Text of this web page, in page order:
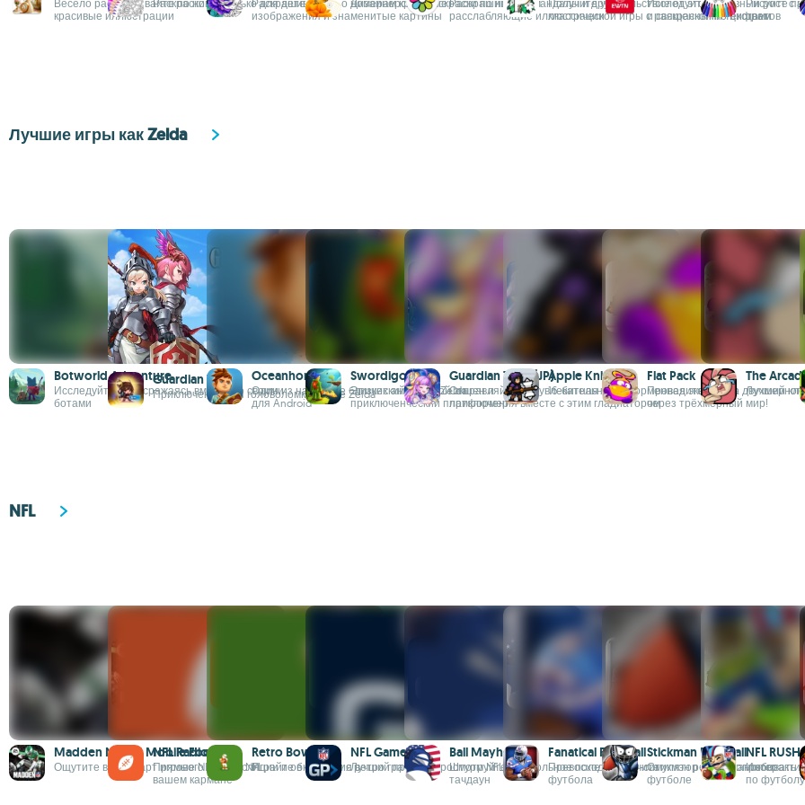
Весело раскрашивайте по номерам
красивые иллюстрации
Раскраски не только для детейРаскрашивайте по номерам красивые
изображения и знаменитые картины
Дизайнерские раскраски по номерам
Раскрашивайте мандалы и другие
расслабляющие иллюстрации
Получите удовольствие от этой
классической игры с раскраской по цифрам
Исследуйте духовный рост с
и священными текстами
Рисуйте
цветов
Лучшие игры как Zelda
Botworld Adventure
Исследуйте мир, сражаясь вместе со своими
ботами
Guardian Tales
Приключенческая головоломка в духе Zelda
Oceanhorn
Один из наиболее близких аналогов Zelda
для Android
Swordigo
Эпический ролевой экшен и
приключенческий платформер
Guardian Tales (JP)
Отправляйтесь в увлекательные
приключения вместе с этим гладиатором
Apple Knight
16-битная платформенная экшн-игра
Flat Pack
Проведите своего
через трёхмерный мир!
The
Лучший
NFL
Madden NFL 26 Mobile Football
Ощутите весь азарт игрового сезона NFL
NFL Radio Live
Прямые NFL трансляции и обновления в
вашем кармане
Retro Bowl
Играйте в футбол с ретро графикой
NFL Game Pass
Лучший прямой просмотр NFL
Ball Mayhem!
Штурмуйте футбольное поле и получите
тачдаун
Fanatical Football
Превосходный 3D-симулятор американского
футбола
Stickman Football
Стикмэн решил попробовать
футболе
NFL
по футболу